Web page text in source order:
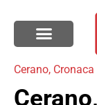
Cerano, Cronaca